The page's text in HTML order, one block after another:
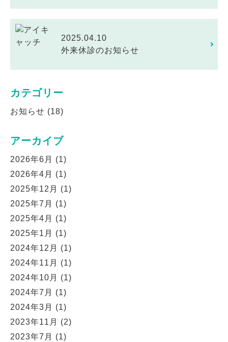
2025.04.10
外来休診のお知らせ
カテゴリー
お知らせ (18)
アーカイブ
2026年6月
(1)
2026年4月
(1)
2025年12月
(1)
2025年7月
(1)
2025年4月
(1)
2025年1月
(1)
2024年12月
(1)
2024年11月
(1)
2024年10月
(1)
2024年7月
(1)
2024年3月
(1)
2023年11月
(2)
2023年7月
(1)